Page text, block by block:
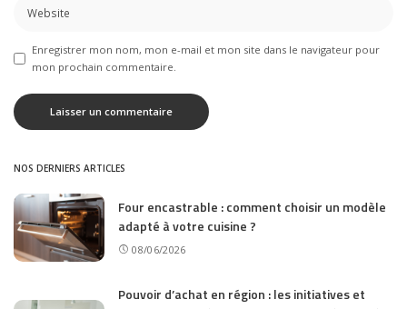
Enregistrer mon nom, mon e-mail et mon site dans le navigateur pour
mon prochain commentaire.
NOS DERNIERS ARTICLES
Four encastrable : comment choisir un modèle
adapté à votre cuisine ?
08/06/2026
Pouvoir d’achat en région : les initiatives et